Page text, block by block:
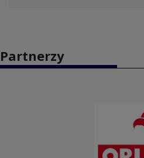
Kajakarstwo górskie
Partnerzy